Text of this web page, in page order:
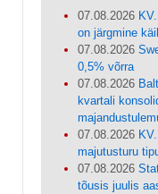
07.08.2026
on järgmine
07.08.2026
0,5% võrra
07.08.2026
kvartali
07.08.2026
majutusturu
07.08.2026
tõusis juulis